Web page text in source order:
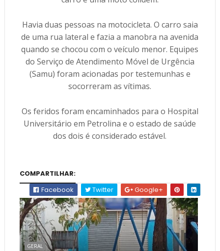
Havia duas pessoas na motocicleta. O carro saia
de uma rua lateral e fazia a manobra na avenida
quando se chocou com o veículo menor. Equipes
do Serviço de Atendimento Móvel de Urgência
(Samu) foram acionadas por testemunhas e
socorreram as vítimas.
Os feridos foram encaminhados para o Hospital
Universitário em Petrolina e o estado de saúde
dos dois é considerado estável.
COMPARTILHAR:
Facebook
Twitter Google+
GERAL